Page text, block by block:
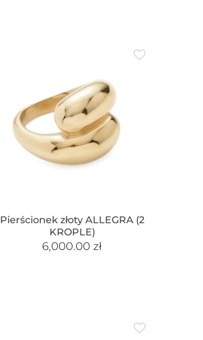
Pierścionek złoty ALLEGRA (2
KROPLE)
6,000.00zł